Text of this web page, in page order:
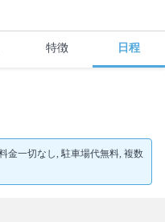
特徴 日程
金一切なし, 駐車場代無料, 複数